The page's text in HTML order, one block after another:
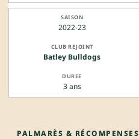
2022-23
Batley Bulldogs
3 ans
PALMARÈS & RÉCOMPENSES